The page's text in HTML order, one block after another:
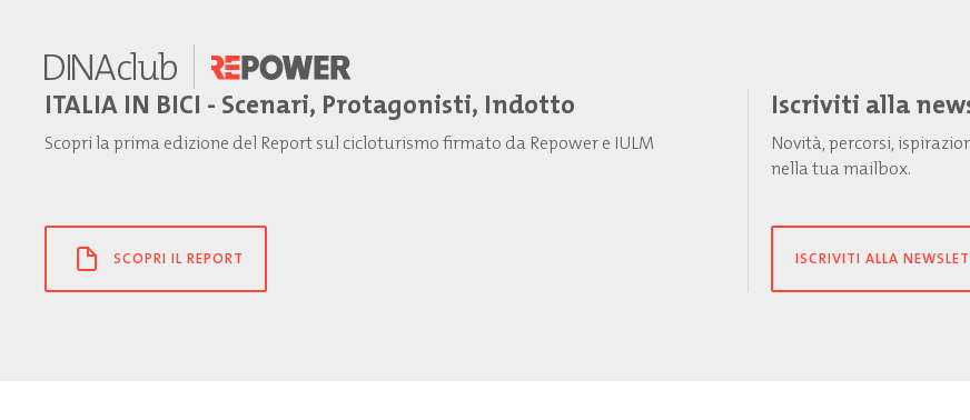
ITALIA IN BICI - Scenari, Protagonisti, Indotto
Scopri la prima edizione del Report sul cicloturismo firmato da Repower e IULM
SCOPRI IL REPORT
Iscriviti alla
Novità, percorsi,
nella tua mailbox.
ISCRIVITI ALLA